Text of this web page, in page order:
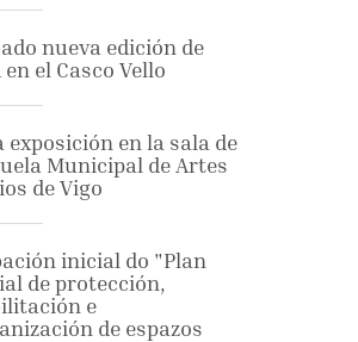
nueva edición de
en el Casco Vello
exposición en la sala de
Municipal de Artes
de Vigo
inicial do "Plan
de protección,
e
de espazos